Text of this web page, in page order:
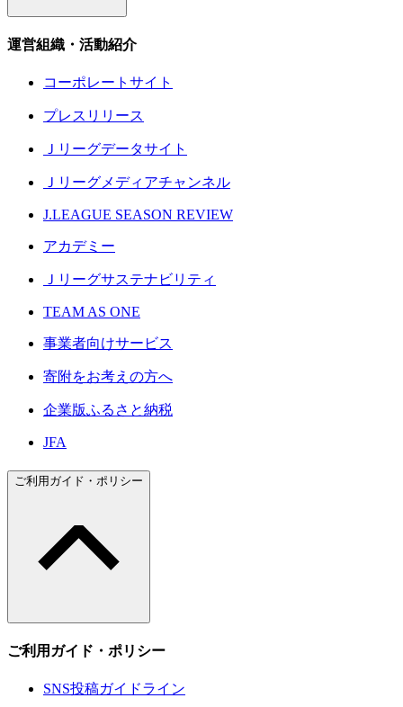
運営組織・活動紹介
コーポレートサイト
プレスリリース
Ｊリーグデータサイト
Ｊリーグメディアチャンネル
J.LEAGUE SEASON REVIEW
アカデミー
Ｊリーグサステナビリティ
TEAM AS ONE
事業者向けサービス
寄附をお考えの方へ
企業版ふるさと納税
JFA
ご利用ガイド・ポリシー
ご利用ガイド・ポリシー
SNS投稿ガイドライン